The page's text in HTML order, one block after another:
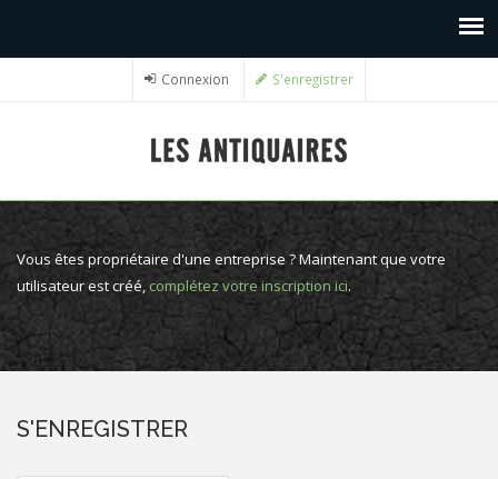
Connexion S'enregistrer
Vous êtes propriétaire d'une entreprise ? Maintenant que votre
utilisateur est créé, complétez votre inscription ici.
S'ENREGISTRER